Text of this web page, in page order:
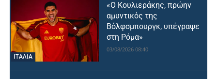
ΙΤΑΛΙΑ
«Ο Κουλιεράκης, πρώην
αμυντικός της
Βόλφσμπουργκ, υπέγραψε
στη Ρόμα»
03/08/2026 08:40